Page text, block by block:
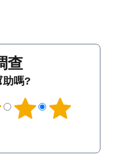
查
助嗎?